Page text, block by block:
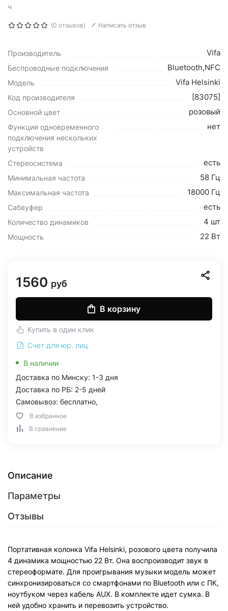
ч
(0 отзывов) Написать отзыв
Производитель Vifa
Беспроводные подключения Bluetooth,NFC
Модель Vifa Helsinki
Код производителя [83075]
Основной цвет розовый
Функция одновременного
подключения нескольких
устройств
нет
Стереосистема есть
Минимальная частота 58 Гц
Максимальная частота 18000 Гц
Сабвуфер есть
Количество динамиков 4 шт
Мощность 22 Вт
1560 руб
В корзину
Купить в один клик
Счет для юр. лиц
В наличии
Доставка по Минску: 1-3 дня
Доставка по РБ: 2-5 дней
Самовывоз: бесплатно,
В избранное
В сравнение
Описание
Параметры
Отзывы
Портативная колонка Vifa Helsinki, розового цвета получила
4 динамика мощностью 22 Вт. Она воспроизводит звук в
стереоформате. Для проигрывания музыки модель может
синхронизироваться со смартфонами по Bluetooth или с ПК,
ноутбуком через кабель AUX. В комплекте идет сумка. В
ней удобно хранить и перевозить устройство.